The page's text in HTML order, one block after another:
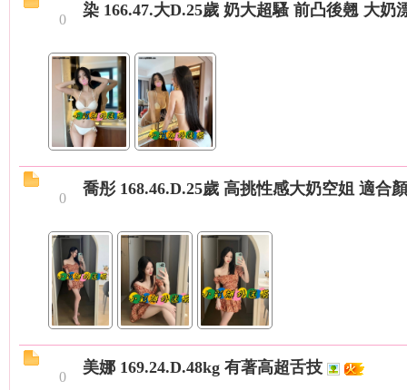
0
染 166.47.大D.25歲 奶大超騷 前凸後翹 大奶
0
喬彤 168.46.D.25歲 高挑性感大奶空姐 適合
0
美娜 169.24.D.48kg 有著高超舌技